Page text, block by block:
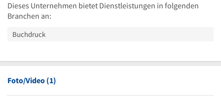
Dieses Unternehmen bietet Dienstleistungen in folgenden
Branchen an:
Buchdruck
Foto/Video (1)